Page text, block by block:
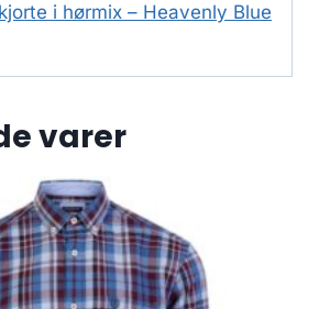
i hørmix – Heavenly Blue
varer